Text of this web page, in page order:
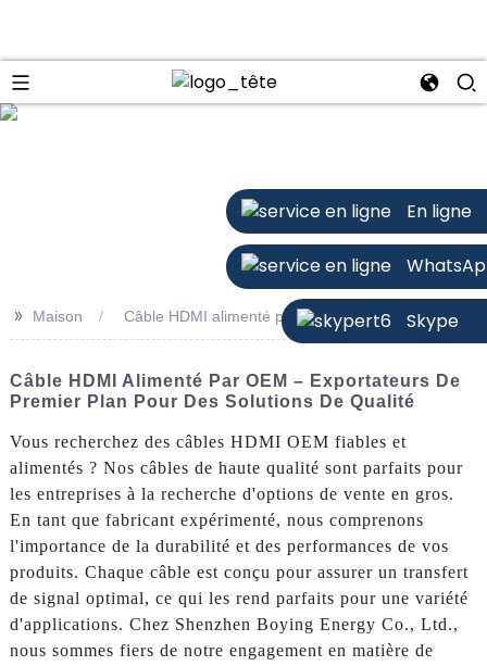
En ligne
Skype
>> Maison Câble HDMI alimenté par OEM
Câble HDMI Alimenté Par OEM – Exportateurs De
Premier Plan Pour Des Solutions De Qualité
Vous recherchez des câbles HDMI OEM fiables et
alimentés ? Nos câbles de haute qualité sont parfaits pour
les entreprises à la recherche d'options de vente en gros.
En tant que fabricant expérimenté, nous comprenons
l'importance de la durabilité et des performances de vos
produits. Chaque câble est conçu pour assurer un transfert
de signal optimal, ce qui les rend parfaits pour une variété
d'applications. Chez Shenzhen Boying Energy Co., Ltd.,
nous sommes fiers de notre engagement en matière de